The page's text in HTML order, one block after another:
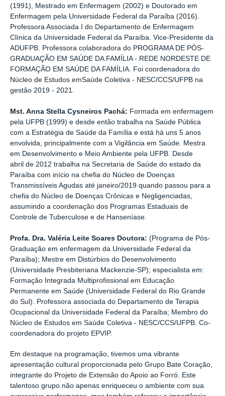
(1991), Mestrado em Enfermagem (2002) e Doutorado em
Enfermagem pela Universidade Federal da Paraíba (2016).
Professora Associada I do Departamento de Enfermagem
Clínica da Universidade Federal da Paraíba. Vice-Presidente da
ADUFPB. Professora colaboradora do PROGRAMA DE PÓS-
GRADUAÇÃO EM SAÚDE DA FAMÍLIA - REDE NORDESTE DE
FORMAÇÃO EM SAÚDE DA FAMÍLIA. Foi coordenadora do
Núcleo de Estudos emSaúde Coletiva - NESC/CCS/UFPB na
gestão 2019 - 2021.
Mst. Anna Stella Cysneiros Pachá: Formada em enfermagem
pela UFPB (1999) e desde então trabalha na Saúde Pública
com a Estratégia de Saúde da Família e está há uns 5 anos
envolvida, principalmente com a Vigilância em Saúde. Mestra
em Desenvolvimento e Meio Ambiente pela UFPB. Desde
abril de 2012 trabalha na Secretaria de Saúde do estado da
Paraíba com início na chefia do Núcleo de Doenças
Transmissíveis Agudas até janeiro/2019 quando passou para a
chefia do Núcleo de Doenças Crônicas e Negligenciadas,
assumindo a coordenação dos Programas Estaduais de
Controle de Tuberculose e de Hanseníase.
Profa. Dra. Valéria Leite Soares Doutora: (Programa de Pós-
Graduação em enfermagem da Universidade Federal da
Paraíba); Mestre em Distúrbios do Desenvolvimento
(Universidade Presbiteriana Mackenzie-SP); especialista em:
Formação Integrada Multiprofissional em Educação
Permanente em Saúde (Universidade Federal do Rio Grande
do Sul). Professora associada do Departamento de Terapia
Ocupacional da Universidade Federal da Paraíba; Membro do
Núcleo de Estudos em Saúde Coletiva - NESC/CCS/UFPB. Co-
coordenadora do projeto EPVIP.
Em destaque na programação, tivemos uma vibrante
apresentação cultural proporcionada pelo Grupo Bate Coração,
integrante do Projeto de Extensão do Apoio ao Forró. Este
talentoso grupo não apenas enriqueceu o ambiente com sua